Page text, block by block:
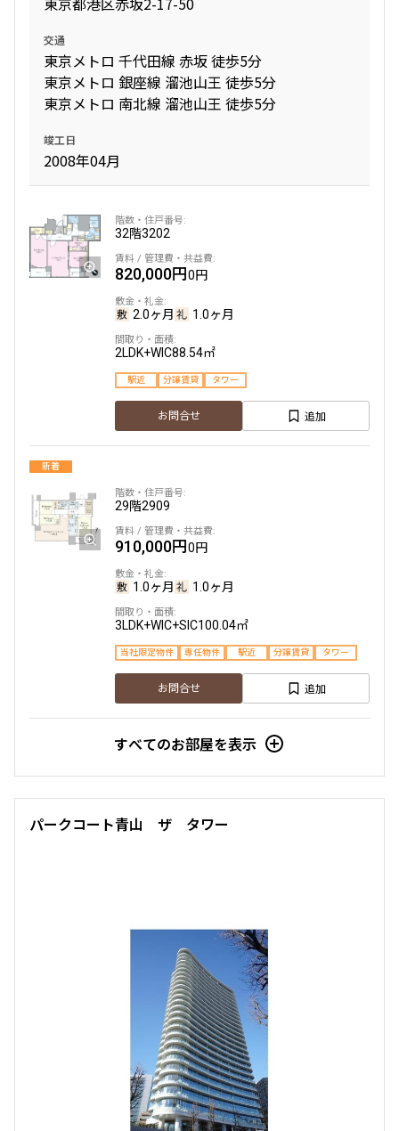
交通
東京メトロ 千代田線 赤坂 徒歩5分
東京メトロ 銀座線 溜池山王 徒歩5分
東京メトロ 南北線 溜池山王 徒歩5分
竣工日
2008年04月
32階3202
820,000円0円
2.0ヶ月 1.0ヶ月
2LDK+WIC88.54㎡
駅近 分譲賃貸 タワー
お問合せ 追加
新着
29階2909
910,000円0円
1.0ヶ月 1.0ヶ月
3LDK+WIC+SIC100.04㎡
当社限定物件 専任物件 駅近 分譲賃貸 タワー
お問合せ 追加
すべてのお部屋を表示
パークコート青山 ザ タワー